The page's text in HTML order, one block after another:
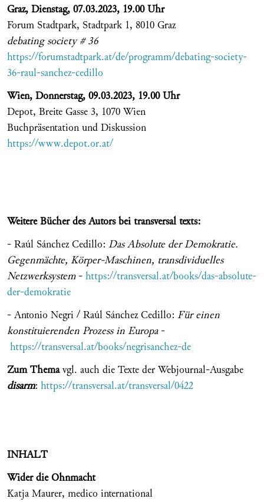
Graz, Dienstag, 07.03.2023, 19.00 Uhr
Forum Stadtpark, Stadtpark 1, 8010 Graz
debating society # 36
https://forumstadtpark.at/de/programm/debating-society-
36-raul-sanchez-cedillo
Wien, Donnerstag, 09.03.2023, 19.00 Uhr
Depot, Breite Gasse 3, 1070 Wien
Buchpräsentation und Diskussion
https://www.depot.or.at/
Weitere Bücher des Autors bei transversal texts:
- Raúl Sánchez Cedillo: Das Absolute der Demokratie.
Gegenmächte, Körper-Maschinen, transdividuelles
Netzwerksystem-https://transversal.at/books/das-absolute-
der-demokratie
- Antonio Negri / Raúl Sánchez Cedillo: Für einen
konstituierenden Prozess in Europa-
https://transversal.at/books/negrisanchez-de
Zum Themavgl. auch die Texte der Webjournal-Ausgabe
disarm: https://transversal.at/transversal/0422
INHALT
Wider die Ohnmacht
Katja Maurer, medico international